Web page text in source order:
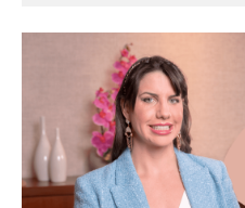
ficariam com contorno e
mais visíveis, o famoso
Essa técnica suaviza as
garantindo um aspecto
cirurgia deve ser escolhida
com base nas